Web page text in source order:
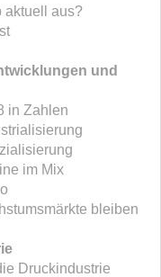
aktuell aus?
und
in Zahlen
im Mix
bleiben
Druckindustrie